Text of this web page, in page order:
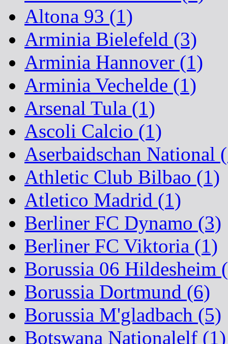
Altona 93 (1)
Arminia Bielefeld (3)
Arminia Hannover (1)
Arminia Vechelde (1)
Arsenal Tula (1)
Ascoli Calcio (1)
Aserbaidschan National
Athletic Club Bilbao (1)
Atletico Madrid (1)
Berliner FC Dynamo (3)
Berliner FC Viktoria (1)
Borussia 06 Hildesheim
Borussia Dortmund (6)
Borussia M'gladbach (5)
Botswana Nationalelf (1)